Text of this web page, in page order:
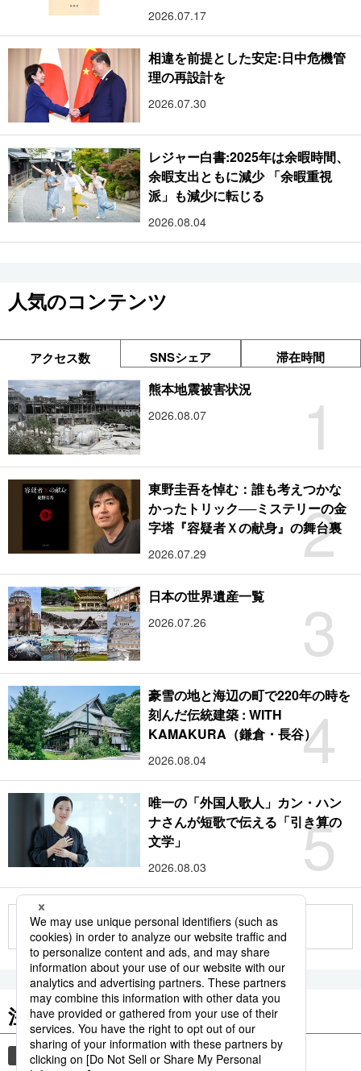
2026.07.17
相違を前提とした安定:日中危機管
理の再設計を
2026.07.30
レジャー白書:2025年は余暇時間、
余暇支出ともに減少 「余暇重視
派」も減少に転じる
2026.08.04
人気のコンテンツ
アクセス数 SNSシェア 滞在時間
1
熊本地震被害状況
2026.08.07
2
東野圭吾を悼む：誰も考えつかな
かったトリック──ミステリーの金
字塔『容疑者Ｘの献身』の舞台裏
2026.07.29
3
日本の世界遺産一覧
2026.07.26
4
豪雪の地と海辺の町で220年の時を
刻んだ伝統建築 : WITH
KAMAKURA（鎌倉・長谷）
2026.08.04
5
唯一の「外国人歌人」カン・ハン
ナさんが短歌で伝える「引き算の
文学」
2026.08.03
もっと見る
注目のキーワード
共同通信ニュース 時事通信ニュース 観光